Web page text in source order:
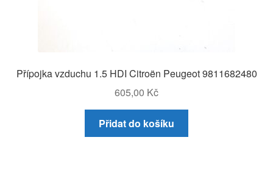
Přípojka vzduchu 1.5 HDI Citroën Peugeot 9811682480
605,00 Kč
Přidat do košíku